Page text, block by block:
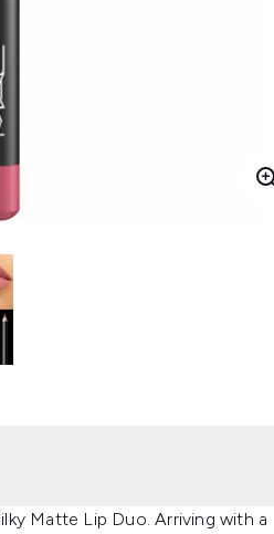
Matte Lip Duo. Arriving with a